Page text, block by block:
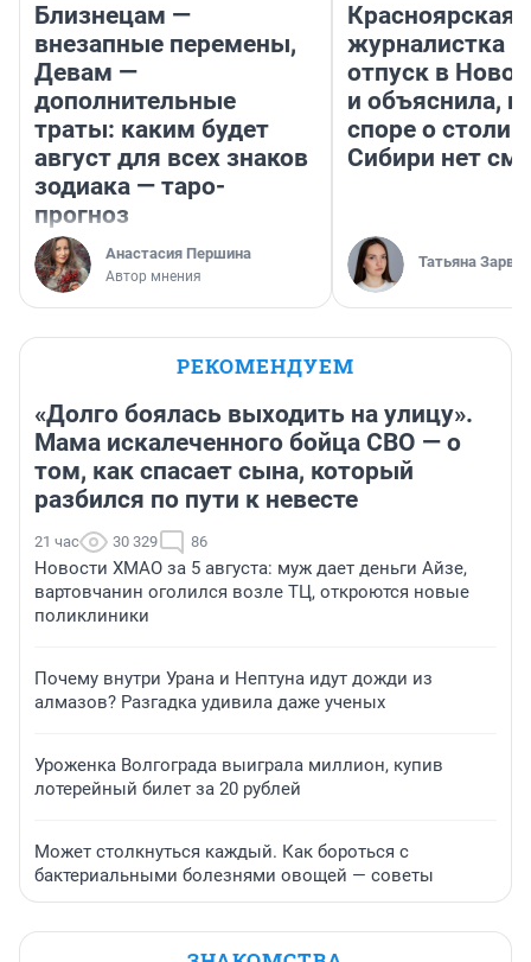
Близнецам —
внезапные перемены,
Девам —
дополнительные
траты: каким будет
август для всех знаков
зодиака — таро-
прогноз
Анастасия Першина
Автор мнения
Красноярская
журналистка
отпуск в
и объяснила,
споре о
Сибири нет
Татьяна Зарва
РЕКОМЕНДУЕМ
«Долго боялась выходить на улицу».
Мама искалеченного бойца СВО — о
том, как спасает сына, который
разбился по пути к невесте
21 час 30 329 86
Новости ХМАО за 5 августа: муж дает деньги Айзе,
вартовчанин оголился возле ТЦ, откроются новые
поликлиники
Почему внутри Урана и Нептуна идут дожди из
алмазов? Разгадка удивила даже ученых
Уроженка Волгограда выиграла миллион, купив
лотерейный билет за 20 рублей
Может столкнуться каждый. Как бороться с
бактериальными болезнями овощей — советы